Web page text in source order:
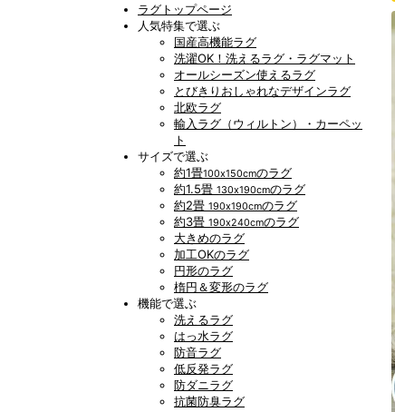
ラグトップページ
人気特集で選ぶ
国産高機能ラグ
洗濯OK！洗えるラグ・ラグマット
オールシーズン使えるラグ
とびきりおしゃれなデザインラグ
北欧ラグ
輸入ラグ（ウィルトン）・カーペッ
ト
サイズで選ぶ
約1畳100x150cmのラグ
約1.5畳 130x190cmのラグ
約2畳 190x190cmのラグ
約3畳 190x240cmのラグ
大きめのラグ
加工OKのラグ
円形のラグ
楕円＆変形のラグ
機能で選ぶ
洗えるラグ
はっ水ラグ
防音ラグ
低反発ラグ
防ダニラグ
抗菌防臭ラグ